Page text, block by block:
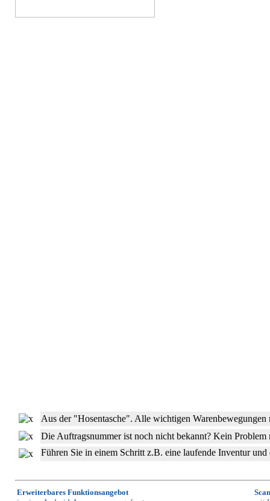
Aus der "Hosentasche". Alle wichtigen
Die Auftragsnummer ist noch nicht bekannt? Kein Problem
Führen Sie in einem Schritt z.B. eine laufende Inventur und
Erweiterbares Funktionsangebot